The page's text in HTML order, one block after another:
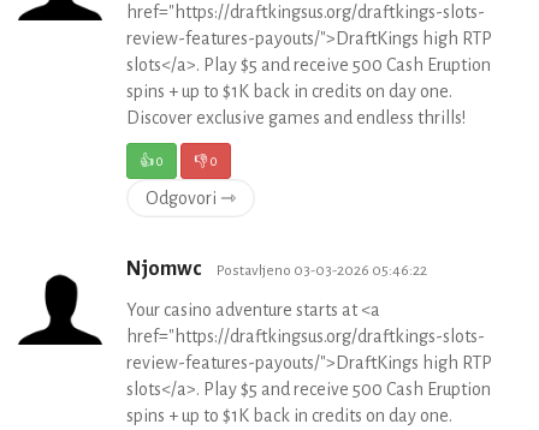
href="https://draftkingsus.org/draftkings-slots-
review-features-payouts/">DraftKings high RTP
slots</a>. Play $5 and receive 500 Cash Eruption
spins + up to $1K back in credits on day one.
Discover exclusive games and endless thrills!
👍0 👎0
Odgovori ⇾
Njomwc Postavljeno 03-03-2026 05:46:22
Your casino adventure starts at <a
href="https://draftkingsus.org/draftkings-slots-
review-features-payouts/">DraftKings high RTP
slots</a>. Play $5 and receive 500 Cash Eruption
spins + up to $1K back in credits on day one.